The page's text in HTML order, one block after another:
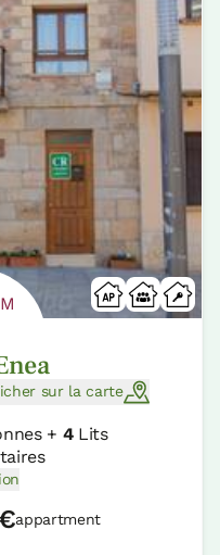
sur la carte
+ 4Lits
appartment